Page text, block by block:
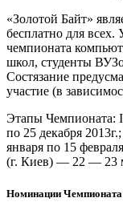
«Золотой Байт»
бесплатно для
чемпионата
школ, студенты
Состязание
участие (в
Этапы Чемпионата:
по 25 декабря
января по 15
(г. Киев) — 22 — 23
Номинации Чемпионата